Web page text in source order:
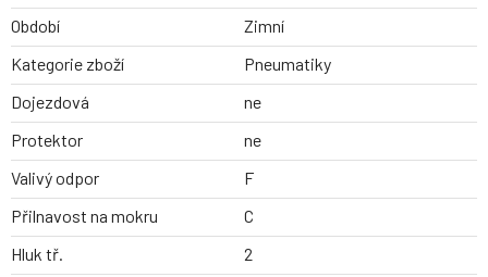
Období
Zimní
Kategorie zboží
Pneumatiky
Dojezdová
ne
Protektor
ne
Valivý odpor
F
Přilnavost na mokru
C
Hluk tř.
2